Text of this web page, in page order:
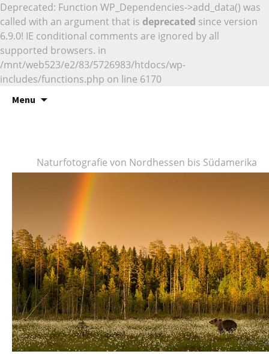
Deprecated: Function WP_Dependencies->add_data() was
called with an argument that is deprecated since version
6.9.0! IE conditional comments are ignored by all
supported browsers. in
/mnt/web523/e2/83/5726983/htdocs/wp-
includes/functions.php on line 6170
Marcus Siebert –
Naturfotografie
Menu
Naturfotografie von Nordhessen bis Südamerika